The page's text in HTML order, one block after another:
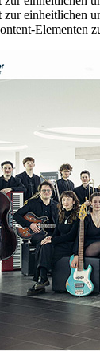
zur einheitlichen
Elementen